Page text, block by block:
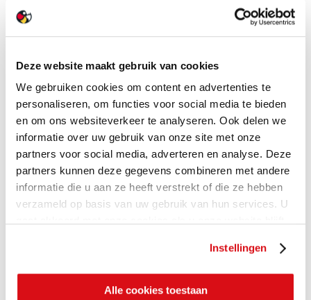
Deze website maakt gebruik van cookies
We gebruiken cookies om content en advertenties te
personaliseren, om functies voor social media te bieden
en om ons websiteverkeer te analyseren. Ook delen we
informatie over uw gebruik van onze site met onze
partners voor social media, adverteren en analyse. Deze
partners kunnen deze gegevens combineren met andere
informatie die u aan ze heeft verstrekt of die ze hebben
verzameld op basis van uw gebruik van hun services. U
Instellingen
Alle cookies toestaan